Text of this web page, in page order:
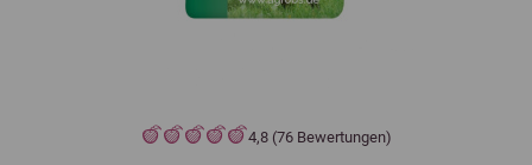
4,8 (76 Bewertungen)